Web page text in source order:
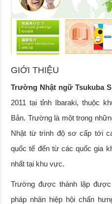
GIỚI THIỆU
Trường Nhật ngữ Tsukuba
2011 tại tỉnh Ibaraki, thuộc
Bản. Trường là một trong
Nhật từ trình độ sơ cấp tới
quốc tế đến từ các quốc gia
nhất tại khu vực.
Trường được thành lập
pháp nhân hiệp hội chấn